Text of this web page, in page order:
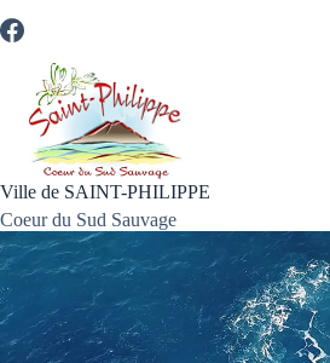
au
au
à
recherche
au
Ville de SAINT-PHILIPPE
Coeur du Sud Sauvage